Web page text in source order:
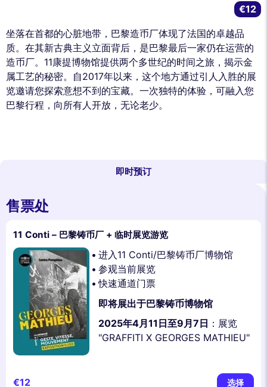
坐落在首都的心脏地带，巴黎造币厂体现了法国的卓越品
质。在其新古典主义立面背后，是巴黎最后一家仍在运营的
造币厂。11康提博物馆提供两个多世纪的时间之旅，揭示金
属工艺的秘密。自2017年以来，这个地方通过引人入胜的展
览邀请您探索意想不到的宝藏。一次独特的体验，可融入您
巴黎行程，向所有人开放，无论老少。
€12
即时预订
售票处
11 Conti – 巴黎铸币厂 + 临时展览游览
进入11 Conti/巴黎铸币厂博物馆
参观当前展览
快速通道门票
即将展出于巴黎铸币博物馆
2025年4月11日至9月7日 ：展览
"GRAFFITI X GEORGES MATHIEU"
€12 选择